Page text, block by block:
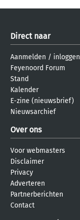
Direct naar
Aanmelden / inloggen
Feyenoord Forum
Stand
Kalender
E-zine (nieuwsbrief)
Nieuwsarchief
Over ons
Voor webmasters
Disclaimer
Privacy
Adverteren
Partnerberichten
Contact